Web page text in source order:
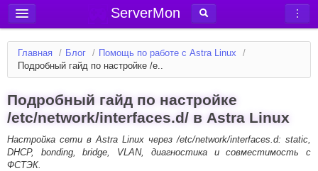
ServerMon
Добавить сервер
Мониторинг серверов
Блог
Форум
Главная / Блог / Помощь по работе с Astra Linux
/
Подробный гайд по настройке /e..
Подробный гайд по настройке
/etc/network/interfaces.d/ в Astra Linux
Настройка сети в Astra Linux через /etc/network/interfaces.d: static,
DHCP, bonding, bridge, VLAN, диагностика и совместимость с
ФСТЭК.